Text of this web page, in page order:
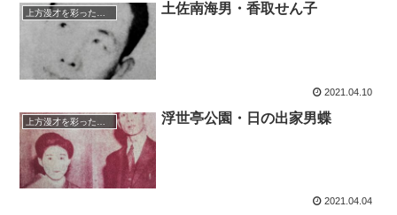
土佐南海男・香取せん子
2021.04.10
上方漫才を彩った人々（仮） 浮世亭公園・日の出家男蝶
2021.04.04